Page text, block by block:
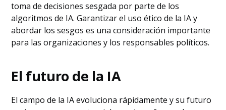
toma de decisiones sesgada por parte de los
algoritmos de IA. Garantizar el uso ético de la IA y
abordar los sesgos es una consideración importante
para las organizaciones y los responsables políticos.
El futuro de la IA
El campo de la IA evoluciona rápidamente y su futuro